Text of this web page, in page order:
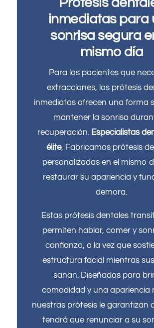
inmediatas para
sonrisa segura
mismo día
Para los pacientes que
extracciones, las prótesis
inmediatas ofrecen una forma
mantener la sonrisa
recuperación. Especialistas
élite, Fabricamos prótesis
personalizadas en el mismo
restaurar su apariencia y
demora.
Estas prótesis dentales
permiten hablar, comer y
confianza, a la vez que
estructura facial mientras
sanan. Diseñadas para
comodidad y una apariencia
nuestras prótesis le garantizan
tendrá que renunciar a su